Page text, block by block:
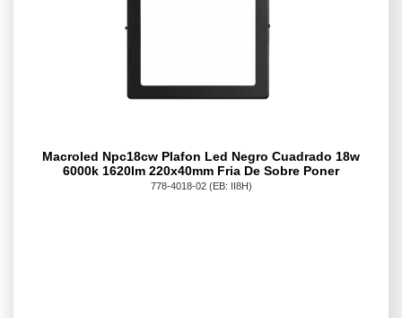
Macroled Npc18cw Plafon Led Negro Cuadrado 18w
6000k 1620lm 220x40mm Fria De Sobre Poner
778-4018-02(EB: II8H)